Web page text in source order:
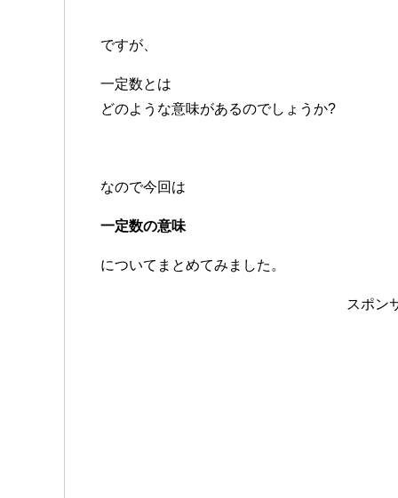
ですが、
一定数とは
どのような意味があるのでしょうか?
なので今回は
一定数の意味
についてまとめてみました。
スポン